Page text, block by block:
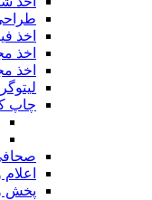
اخذ
اخذ
اخذ
چاپ
پخش